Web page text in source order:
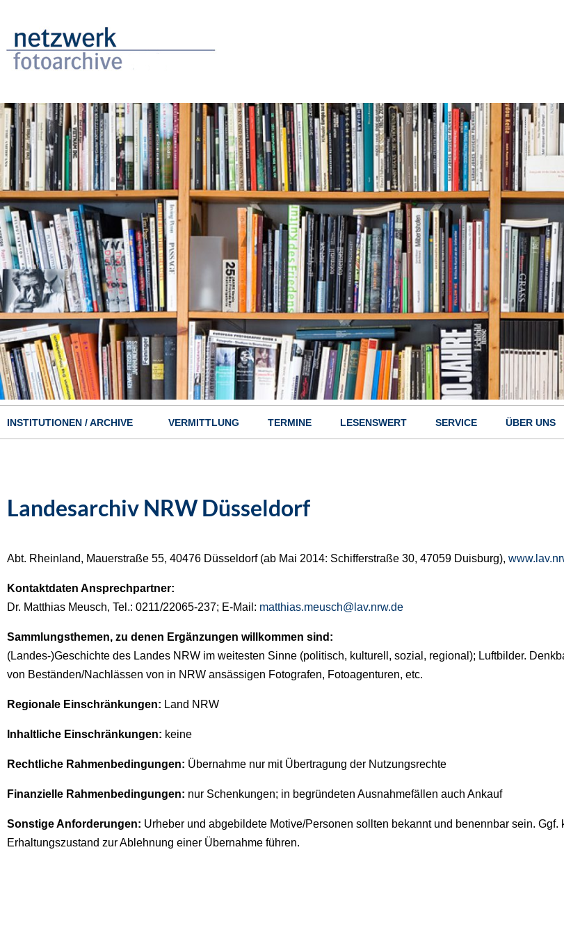
Inhalt
Image
Hauptnavigation
INSTITUTIONEN / ARCHIVE VERMITTLUNG TERMINE LESENSWERT SERVICE ÜBER UNS
Landesarchiv NRW Düsseldorf
Abt. Rheinland, Mauerstraße 55, 40476 Düsseldorf (ab Mai 2014: Schifferstraße 30, 47059 Duisburg),
Kontaktdaten Ansprechpartner:
Dr. Matthias Meusch, Tel.: 0211/22065-237; E-Mail: matthias.meusch@lav.nrw.de
Sammlungsthemen, zu denen Ergänzungen willkommen sind:
(Landes-)Geschichte des Landes NRW im weitesten Sinne (politisch, kulturell, sozial, regional); Luftbilder.
von Beständen/Nachlässen von in NRW ansässigen Fotografen, Fotoagenturen, etc.
Regionale Einschränkungen: Land NRW
Inhaltliche Einschränkungen: keine
Rechtliche Rahmenbedingungen: Übernahme nur mit Übertragung der Nutzungsrechte
Finanzielle Rahmenbedingungen: nur Schenkungen; in begründeten Ausnahmefällen auch Ankauf
Sonstige Anforderungen: Urheber und abgebildete Motive/Personen sollten bekannt und benennbar sein. Ggf.
Erhaltungszustand zur Ablehnung einer Übernahme führen.